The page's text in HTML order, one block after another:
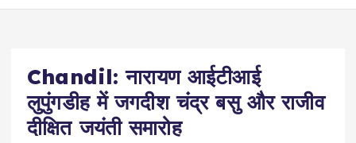
Chandil: नारायण आईटीआई
लुपुंगडीह में जगदीश चंद्र बसु और राजीव
दीक्षित जयंती समारोह